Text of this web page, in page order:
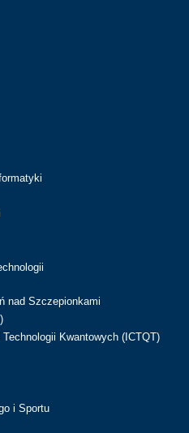
nad Szczepionkami
Kwantowych (ICTQT)
i Sportu